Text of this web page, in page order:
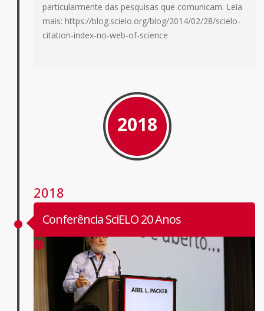
particularmente das pesquisas que comunicam. Leia
mais: https://blog.scielo.org/blog/2014/02/28/scielo-
citation-index-no-web-of-science
2018
2018
Conferência SciELO 20 Anos